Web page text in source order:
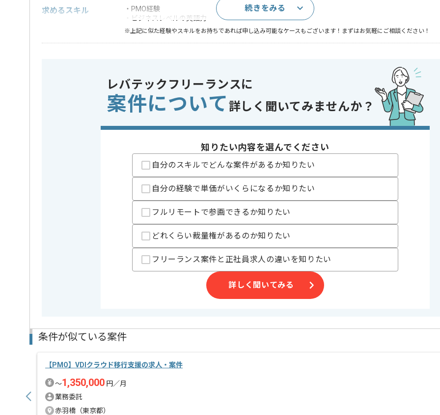
求めるスキル
・PMO経験
・ビジネスレベルの英語力
※上記に似た経験やスキルをお持ちであれば申し込み可能なケースもございます！まずはお気軽にご相談ください！
特徴
20代活躍中 , 30代活躍中 , 40代活躍中 , 長期プロジェクト , 急募 , BtoB向け , 新技術
工程の仕事
ご経験と実績に応じてスライド案件のご提案も差し上げる場合がございます。
基本的には、常駐での作業を見込んでおります。
PMO経験を活かしたい方にはおすすめの案件になっております。
続きをみる
レバテックフリーランスに
案件について 詳しく聞いてみませんか？
知りたい内容を選んでください
自分のスキルでどんな案件があるか知りたい
自分の経験で単価がいくらになるか知りたい
フルリモートで参画できるか知りたい
どれくらい裁量権があるのか知りたい
フリーランス案件と正社員求人の違いを知りたい
詳しく聞いてみる
条件が似ている案件
【PMO】VDIクラウド移行支援の求人・案件
〜1,350,000 円／月
業務委託
赤羽橋（東京都）